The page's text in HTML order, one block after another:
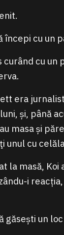
începi cu un
cu un
era
și, până
masa și
unul cu
la masă, Koi
i
un